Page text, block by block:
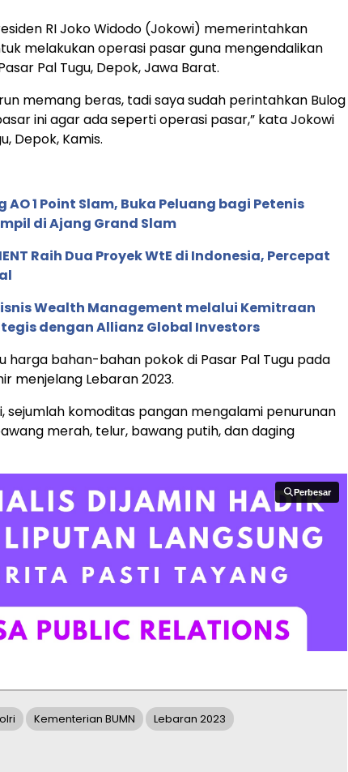
RI Joko Widodo (Jokowi) memerintahkan
melakukan operasi pasar guna mengendalikan
Pal Tugu, Depok, Jawa Barat.
memang beras, tadi saya sudah perintahkan Bulog
ini agar ada seperti operasi pasar,” kata Jokowi
Depok, Kamis.
AO 1 Point Slam, Buka Peluang bagi Petenis
di Ajang Grand Slam
Raih Dua Proyek WtE di Indonesia, Percepat
Wealth Management melalui Kemitraan
dengan Allianz Global Investors
harga bahan-bahan pokok di Pasar Pal Tugu pada
menjelang Lebaran 2023.
sejumlah komoditas pangan mengalami penurunan
merah, telur, bawang putih, dan daging
Perbesar
Perbesar
Kementerian BUMN Lebaran 2023